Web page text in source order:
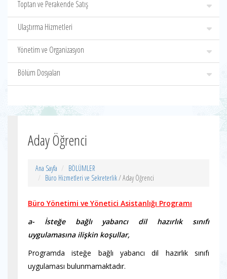
Toptan ve Perakende Satış
Ulaştırma Hizmetleri
Yönetim ve Organizasyon
Bölüm Dosyaları
Aday Öğrenci
Ana Sayfa
BÖLÜMLER
Büro Hizmetleri ve Sekreterlik/ Aday Öğrenci
Büro Yönetimi ve Yönetici Asistanlığı Programı
a- İsteğe bağlı yabancı dil hazırlık sınıfı
uygulamasına ilişkin koşullar,
Programda isteğe bağlı yabancı dil hazırlık sınıfı
uygulaması bulunmamaktadır.